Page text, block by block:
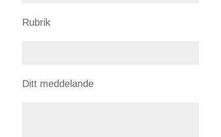
Rubrik
Ditt meddelande